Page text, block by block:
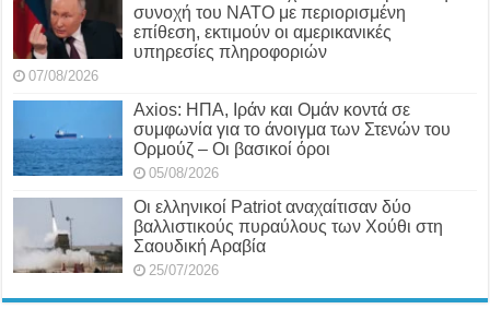
συνοχή του ΝΑΤΟ με περιορισμένη
επίθεση, εκτιμούν οι αμερικανικές
υπηρεσίες πληροφοριών
07/08/2026
Axios: ΗΠΑ, Ιράν και Ομάν κοντά σε
συμφωνία για το άνοιγμα των Στενών του
Ορμούζ – Οι βασικοί όροι
05/08/2026
Οι ελληνικοί Patriot αναχαίτισαν δύο
βαλλιστικούς πυραύλους των Χούθι στη
Σαουδική Αραβία
25/07/2026